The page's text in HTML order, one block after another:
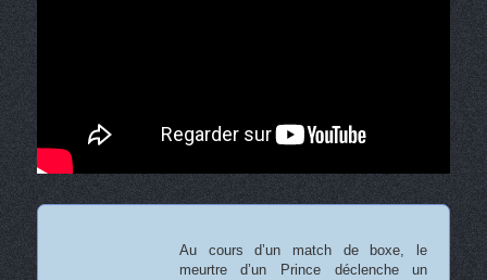
Au cours d’un match de boxe, le
meurtre d’un Prince déclenche un